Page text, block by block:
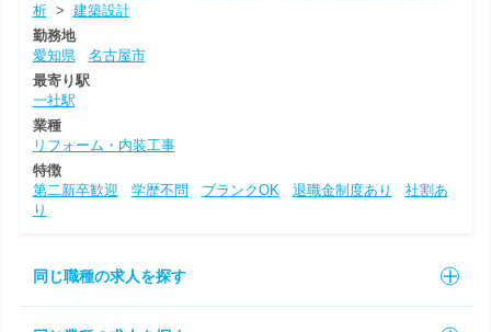
析> 建築設計
勤務地
愛知県
名古屋市
最寄り駅
一社駅
業種
リフォーム・内装工事
特徴
第二新卒歓迎
学歴不問 ブランクOK 退職金制度あり
社割あ
り
同じ職種の求人を探す